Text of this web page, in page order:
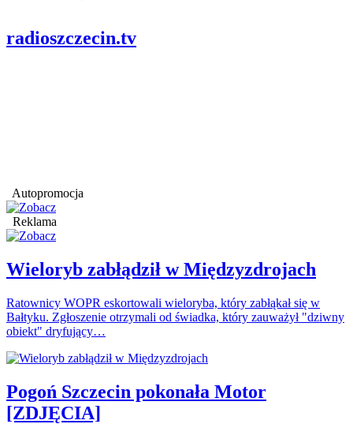
radioszczecin.tv
Autopromocja
Reklama
Wieloryb zabłądził w Międzyzdrojach
Ratownicy WOPR eskortowali wieloryba, który zabłąkał się w
Bałtyku. Zgłoszenie otrzymali od świadka, który zauważył "dziwny
obiekt" dryfujący…
Pogoń Szczecin pokonała Motor
[ZDJĘCIA]